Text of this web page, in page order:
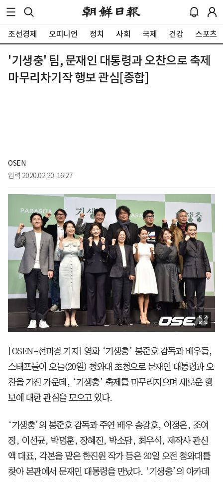
조선경제 오피니언 정치 사회 국제 건강 스포츠
'기생충' 팀, 문재인 대통령과 오찬으로 축제
마무리차기작 행보 관심[종합]
OSEN
입력 2020.02.20. 16:27
[OSEN=선미경 기자] 영화 ‘기생충’ 봉준호 감독과 배우들,
스태프들이 오늘(20일) 청와대 초청으로 문재인 대통령과 오
찬을 가진 가운데, ‘기생충’ 축제를 마무리지으며 새로운 행
보에 대한 관심을 모으고 있다.
‘기생충’의 봉준호 감독과 주연 배우 송강호, 이정은, 조여
정, 이선균, 박명훈, 장혜진, 박소담, 최우식, 제작사 관신
액 대표, 각본을 맡은 한진원 작가 등은 20일 오전 청와대를
찾아 본관에서 문재인 대통령을 만났다. ‘기생충’의 아카데